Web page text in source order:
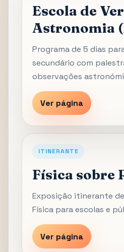
Escola de
Astronomia
Programa de 5 dias
secundário com
observações
Ver página
ITINERANTE
Física sobre
Exposição itinerante
Física para escolas e
Ver página